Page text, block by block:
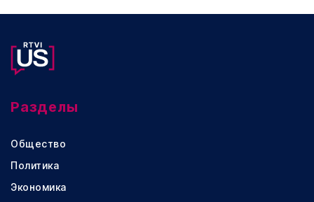
Разделы
Общество
Политика
Экономика